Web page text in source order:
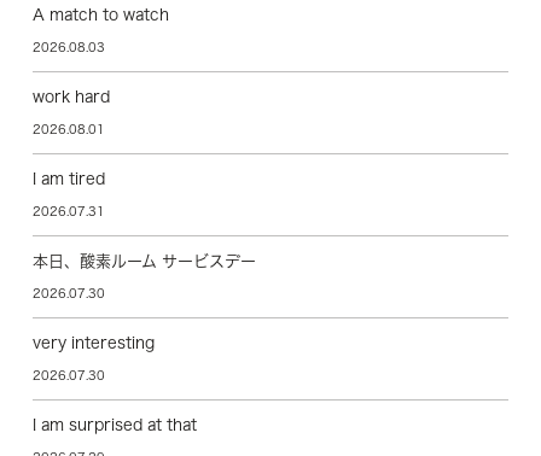
A match to watch
2026.08.03
work hard
2026.08.01
I am tired
2026.07.31
本日、酸素ルーム サービスデー
2026.07.30
very interesting
2026.07.30
I am surprised at that